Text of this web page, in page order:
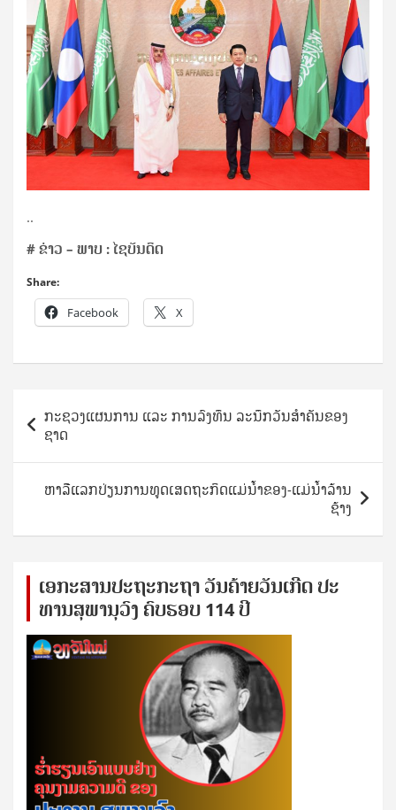
..
# ຂ່າວ – ພາບ : ໄຊບັນດິດ
Share:
Facebook X
navigation
ກະຊວງແຜນການ ແລະ ການລົງທຶນ ລະນຶກວັນສຳຄັນຂອງ
ຊາດ
ຫາລືແລກປ່ຽນການທູດເສດຖະກິດແມ່ນໍ້າຂອງ-ແມ່ນໍ້າລ້ານ
ຊ້າງ
ເອ​ກະ​ສານ​ປະ​ຖະ​ກະ​ຖ​າ ວັນ​ຄ້າຍ​ວັນ​ເກີດ ປ​ະ​
ທານ​ສຸ​ພາ​ນຸ​ວົງ ຄົບ​ຮອບ 114 ປີ